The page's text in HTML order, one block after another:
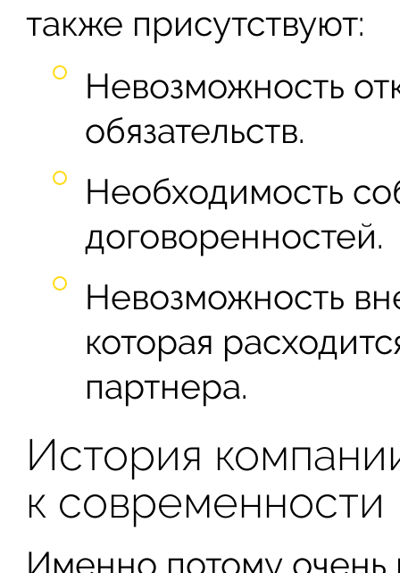
также присутствуют:
Невозможность
обязательств.
Необходимость
договоренностей.
Невозможность
которая
партнера.
История
к современности
Именно потому